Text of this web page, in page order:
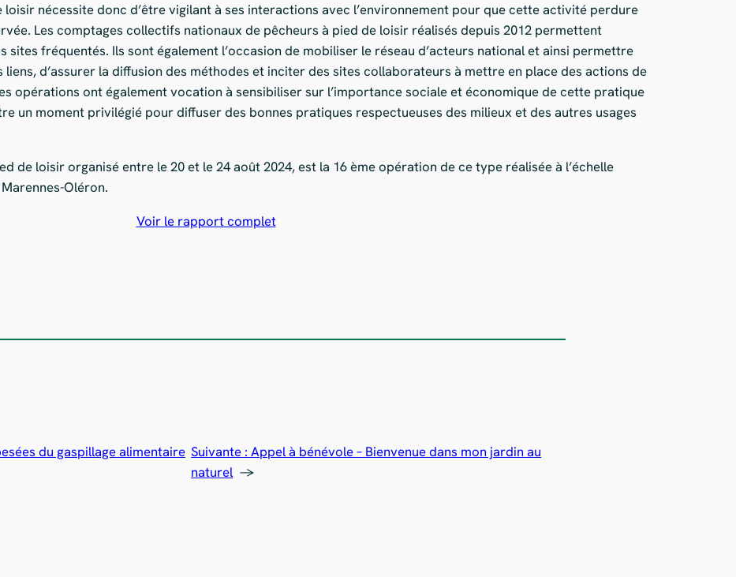
nécessite donc d’être vigilant à ses interactions avec l’environnement pour que cette activité perdure
Les comptages collectifs nationaux de pêcheurs à pied de loisir réalisés depuis 2012 permettent
sites fréquentés. Ils sont également l’occasion de mobiliser le réseau d’acteurs national et ainsi permettre
d’assurer la diffusion des méthodes et inciter des sites collaborateurs à mettre en place des actions de
opérations ont également vocation à sensibiliser sur l’importance sociale et économique de cette pratique
un moment privilégié pour diffuser des bonnes pratiques respectueuses des milieux et des autres usages
de loisir organisé entre le 20 et le 24 août 2024, est la 16 ème opération de ce type réalisée à l’échelle
Oléron.
Voir le rapport complet
du gaspillage alimentaire Suivante :Appel à bénévole – Bienvenue dans mon jardin au
naturel →